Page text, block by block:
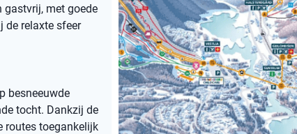
met goede
de relaxte sfeer
besneeuwde
tocht. Dankzij de
routes toegankelijk